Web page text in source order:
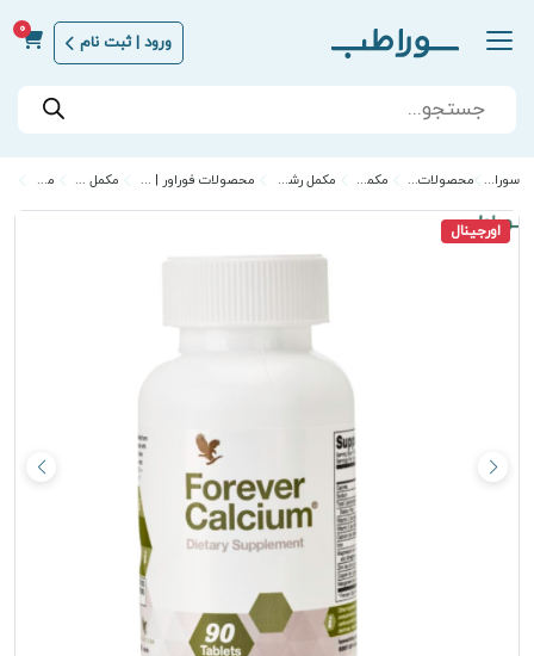
ورود | ثبت نام
0
Products
search
سوراطب | Sora Teb محصولات زیبایی و مراقبت از پوست مکمل های سلامت مکمل رشد استخوان و افزایش قد محصولات فوراور | خرید محصولات فوراور اصل با بهترین قیمت مکمل مفاصل و استخوان مکمل بانوان
اورجینال